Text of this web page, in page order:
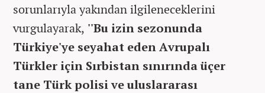
sorunlarıyla yakından ilgileneceklerini
vurgulayarak, ''Bu izin sezonunda
Türkiye'ye seyahat eden Avrupalı
Türkler için Sırbistan sınırında üçer
tane Türk polisi ve uluslararası